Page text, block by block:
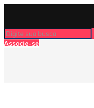
Associe-se